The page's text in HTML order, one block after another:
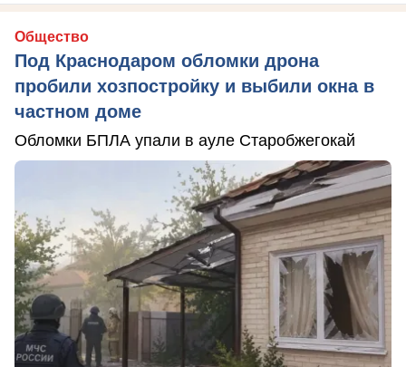
Общество
Под Краснодаром обломки дрона
пробили хозпостройку и выбили окна в
частном доме
Обломки БПЛА упали в ауле Старобжегокай